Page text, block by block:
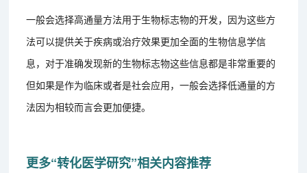
一般会选择高通量方法用于生物标志物的开发，因为这些方
法可以提供关于疾病或治疗效果更加全面的生物信息学信
息，对于准确发现新的生物标志物这些信息都是非常重要的
但如果是作为临床或者是社会应用，一般会选择低通量的方
法因为相较而言会更加便捷。
更多“转化医学研究”相关内容推荐